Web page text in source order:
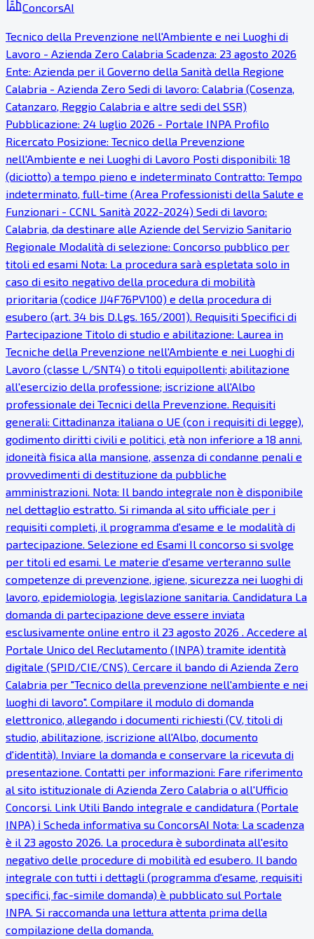
ConcorsAI
Tecnico della Prevenzione nell'Ambiente e nei Luoghi di
Lavoro - Azienda Zero Calabria Scadenza: 23 agosto 2026
Ente: Azienda per il Governo della Sanità della Regione
Calabria - Azienda Zero Sedi di lavoro: Calabria (Cosenza,
Catanzaro, Reggio Calabria e altre sedi del SSR)
Pubblicazione: 24 luglio 2026 - Portale INPA Profilo
Ricercato Posizione: Tecnico della Prevenzione
nell'Ambiente e nei Luoghi di Lavoro Posti disponibili: 18
(diciotto) a tempo pieno e indeterminato Contratto: Tempo
indeterminato, full-time (Area Professionisti della Salute e
Funzionari - CCNL Sanità 2022-2024) Sedi di lavoro:
Calabria, da destinare alle Aziende del Servizio Sanitario
Regionale Modalità di selezione: Concorso pubblico per
titoli ed esami Nota: La procedura sarà espletata solo in
caso di esito negativo della procedura di mobilità
prioritaria (codice JJ4F76PV100) e della procedura di
esubero (art. 34 bis D.Lgs. 165/2001). Requisiti Specifici di
Partecipazione Titolo di studio e abilitazione: Laurea in
Tecniche della Prevenzione nell'Ambiente e nei Luoghi di
Lavoro (classe L/SNT4) o titoli equipollenti; abilitazione
all'esercizio della professione; iscrizione all'Albo
professionale dei Tecnici della Prevenzione. Requisiti
generali: Cittadinanza italiana o UE (con i requisiti di legge),
godimento diritti civili e politici, età non inferiore a 18 anni,
idoneità fisica alla mansione, assenza di condanne penali e
provvedimenti di destituzione da pubbliche
amministrazioni. Nota: Il bando integrale non è disponibile
nel dettaglio estratto. Si rimanda al sito ufficiale per i
requisiti completi, il programma d'esame e le modalità di
partecipazione. Selezione ed Esami Il concorso si svolge
per titoli ed esami. Le materie d'esame verteranno sulle
competenze di prevenzione, igiene, sicurezza nei luoghi di
lavoro, epidemiologia, legislazione sanitaria. Candidatura La
domanda di partecipazione deve essere inviata
esclusivamente online entro il 23 agosto 2026 . Accedere al
Portale Unico del Reclutamento (INPA) tramite identità
digitale (SPID/CIE/CNS). Cercare il bando di Azienda Zero
Calabria per "Tecnico della prevenzione nell'ambiente e nei
luoghi di lavoro". Compilare il modulo di domanda
elettronico, allegando i documenti richiesti (CV, titoli di
studio, abilitazione, iscrizione all'Albo, documento
d'identità). Inviare la domanda e conservare la ricevuta di
presentazione. Contatti per informazioni: Fare riferimento
al sito istituzionale di Azienda Zero Calabria o all'Ufficio
Concorsi. Link Utili Bando integrale e candidatura (Portale
INPA) ℹ Scheda informativa su ConcorsAI Nota: La scadenza
è il 23 agosto 2026. La procedura è subordinata all'esito
negativo delle procedure di mobilità ed esubero. Il bando
integrale con tutti i dettagli (programma d'esame, requisiti
specifici, fac-simile domanda) è pubblicato sul Portale
INPA. Si raccomanda una lettura attenta prima della
compilazione della domanda.